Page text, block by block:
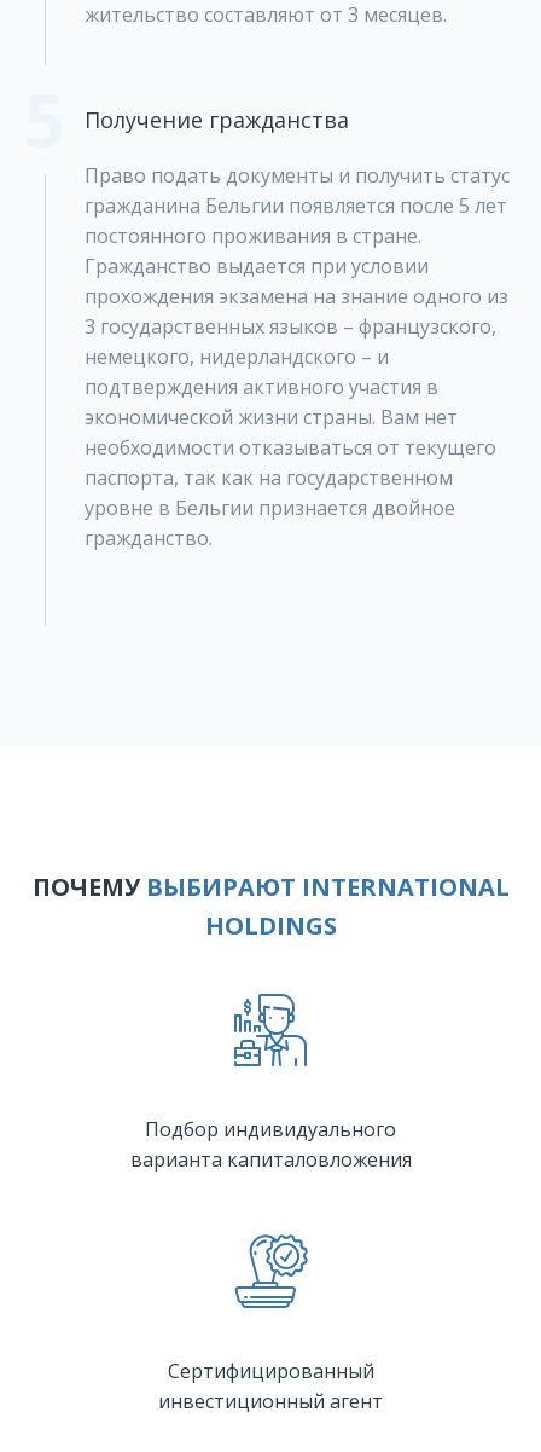
жительство составляют от 3 месяцев.
Получение гражданства
Право подать документы и получить статус
гражданина Бельгии появляется после 5 лет
постоянного проживания в стране.
Гражданство выдается при условии
прохождения экзамена на знание одного из
3 государственных языков – французского,
немецкого, нидерландского – и
подтверждения активного участия в
экономической жизни страны. Вам нет
необходимости отказываться от текущего
паспорта, так как на государственном
уровне в Бельгии признается двойное
гражданство.
ПОЧЕМУ ВЫБИРАЮТ INTERNATIONAL
HOLDINGS
Подбор индивидуального
варианта капиталовложения
Сертифицированный
инвестиционный агент